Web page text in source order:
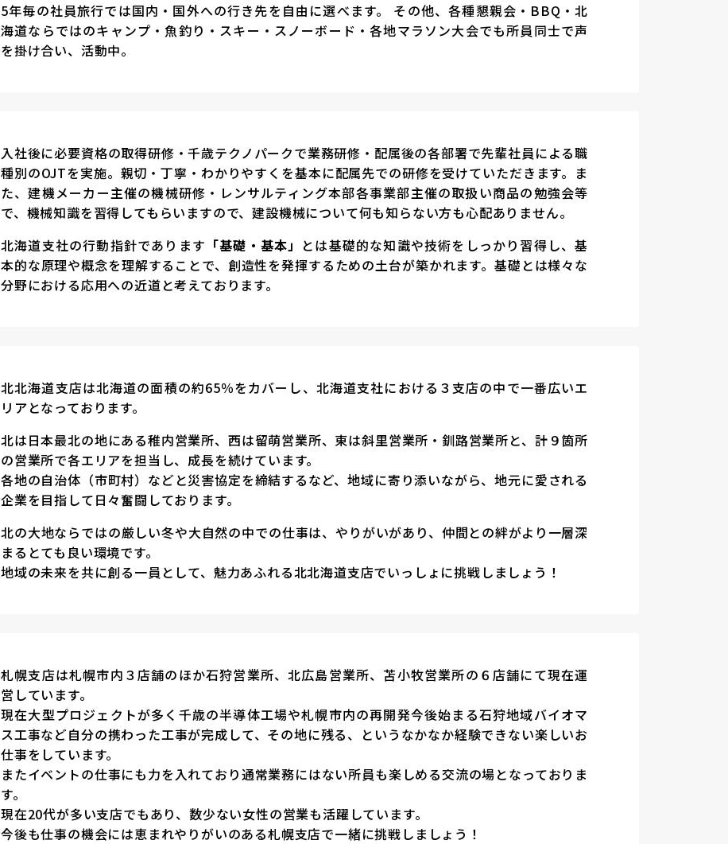
5年毎の社員旅行では国内・国外への行き先を自由に選べます。 その他、各種懇親会・BBQ・北
海道ならではのキャンプ・魚釣り・スキー・スノーボード・各地マラソン大会でも所員同士で声
を掛け合い、活動中。
入社後に必要資格の取得研修・千歳テクノパークで業務研修・配属後の各部署で先輩社員による職
種別のOJTを実施。親切・丁寧・わかりやすくを基本に配属先での研修を受けていただきます。ま
た、建機メーカー主催の機械研修・レンサルティング本部各事業部主催の取扱い商品の勉強会等
で、機械知識を習得してもらいますので、建設機械について何も知らない方も心配ありません。
北海道支社の行動指針であります 「基礎・基本」 とは基礎的な知識や技術をしっかり習得し、基
本的な原理や概念を理解することで、創造性を発揮するための土台が築かれます。基礎とは様々な
分野における応用への近道と考えております。
北北海道支店は北海道の面積の約65％をカバーし、北海道支社における３支店の中で一番広いエ
リアとなっております。
北は日本最北の地にある稚内営業所、西は留萌営業所、東は斜里営業所・釧路営業所と、計９箇所
の営業所で各エリアを担当し、成長を続けています。
各地の自治体（市町村）などと災害協定を締結するなど、地域に寄り添いながら、地元に愛される
企業を目指して日々奮闘しております。
北の大地ならではの厳しい冬や大自然の中での仕事は、やりがいがあり、仲間との絆がより一層深
まるとても良い環境です。
地域の未来を共に創る一員として、魅力あふれる北北海道支店でいっしょに挑戦しましょう！
札幌支店は札幌市内３店舗のほか石狩営業所、北広島営業所、苫小牧営業所の６店舗にて現在運
営しています。
現在大型プロジェクトが多く千歳の半導体工場や札幌市内の再開発今後始まる石狩地域バイオマ
ス工事など自分の携わった工事が完成して、その地に残る、というなかなか経験できない楽しいお
仕事をしています。
またイベントの仕事にも力を入れており通常業務にはない所員も楽しめる交流の場となっておりま
す。
現在20代が多い支店でもあり、数少ない女性の営業も活躍しています。
今後も仕事の機会には恵まれやりがいのある札幌支店で一緒に挑戦しましょう！